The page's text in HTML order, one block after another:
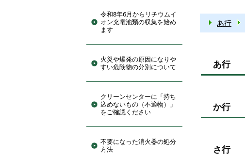
令和8年6月からリチウムイ
オン充電池類の収集を始め
ます
火災や爆発の原因になりや
すい危険物の分別について
クリーンセンターに「持ち
込めないもの（不適物）」
をご確認ください
不要になった消火器の処分
方法
あ行
あ行
か行
さ行